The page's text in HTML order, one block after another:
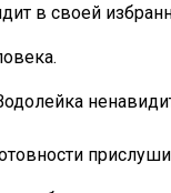
в своей